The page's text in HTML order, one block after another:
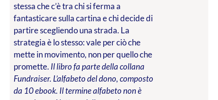
stessa che c’è tra chi si ferma a
fantasticare sulla cartina e chi decide di
partire scegliendo una strada. La
strategia è lo stesso: vale per ciò che
mette in movimento, non per quello che
promette. Il libro fa parte della collana
Fundraiser. L’alfabeto del dono, composto
da 10 ebook. Il termine alfabeto non è